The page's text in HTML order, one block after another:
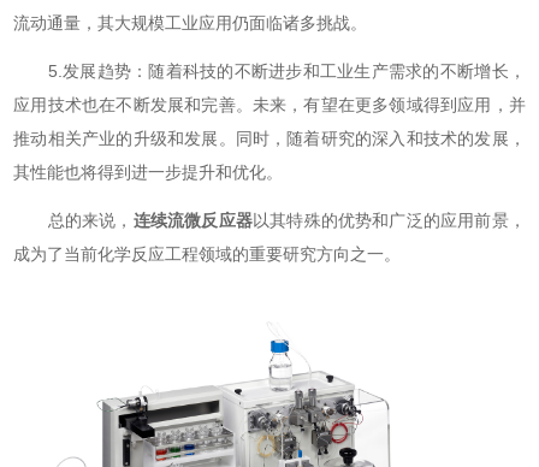
流动通量，其大规模工业应用仍面临诸多挑战。
5.发展趋势：随着科技的不断进步和工业生产需求的不断增长，
应用技术也在不断发展和完善。未来，有望在更多领域得到应用，并
推动相关产业的升级和发展。同时，随着研究的深入和技术的发展，
其性能也将得到进一步提升和优化。
总的来说， 连续流微反应器以其特殊的优势和广泛的应用前景，
成为了当前化学反应工程领域的重要研究方向之一。